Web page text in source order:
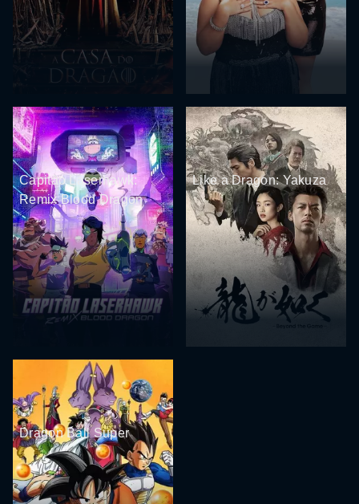
Capitão Laserhawk:
Remix Blood Dragon
Like a Dragon: Yakuza
Dragon Ball Super